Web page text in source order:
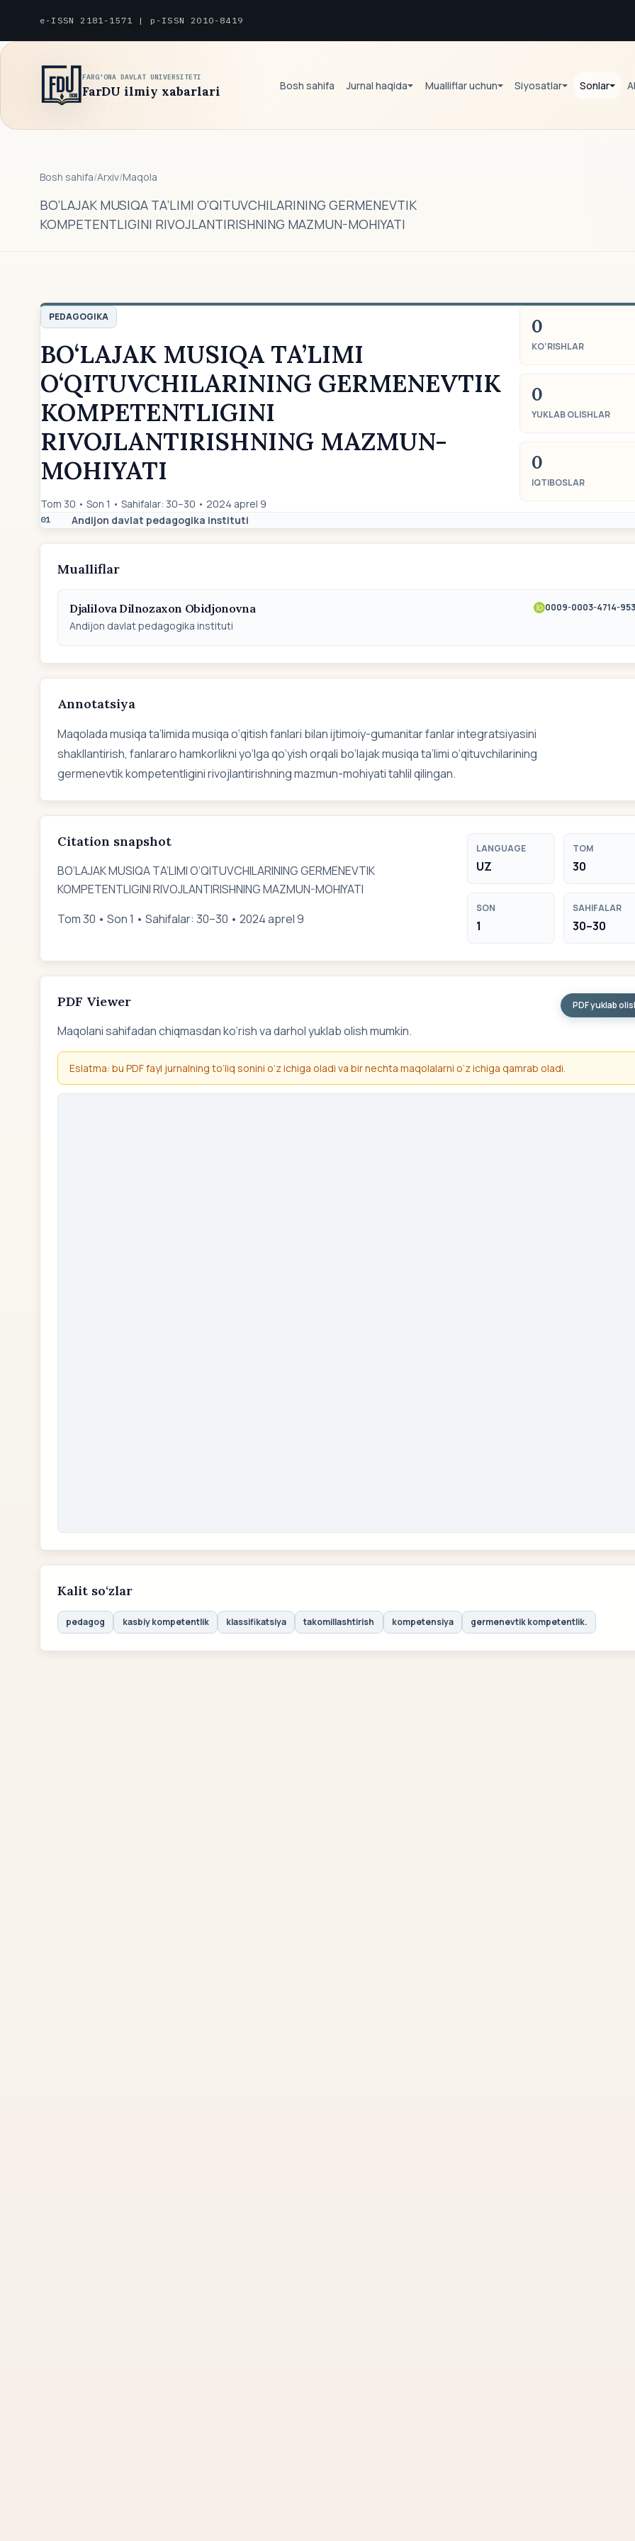
e-ISSN 2181-1571 | p-ISSN 2010-8419
FARG'ONA DAVLAT UNIVERSITETI
FarDU ilmiy xabarlari Bosh sahifa Jurnal haqida Mualliflar uchun Siyosatlar Sonlar
Bosh sahifa/Arxiv/Maqola
BO‘LAJAK MUSIQA TA’LIMI O‘QITUVCHILARINING GERMENEVTIK
KOMPETENTLIGINI RIVOJLANTIRISHNING MAZMUN-MOHIYATI
PEDAGOGIKA
BO‘LAJAK MUSIQA TA’LIMI
O‘QITUVCHILARINING GERMENEVTIK
KOMPETENTLIGINI
RIVOJLANTIRISHNING MAZMUN-
MOHIYATI
Tom 30 • Son 1 • Sahifalar: 30–30 • 2024 aprel 9
0
KO‘RISHLAR
0
YUKLAB OLISHLAR
0
IQTIBOSLAR
01 Andijon davlat pedagogika instituti
Mualliflar
Djalilova Dilnozaxon Obidjonovna
Andijon davlat pedagogika instituti
0009-0003-4714-
Annotatsiya
Maqolada musiqa ta’limida musiqa o‘qitish fanlari bilan ijtimoiy-gumanitar fanlar integratsiyasini
shakllantirish, fanlararo hamkorlikni yo‘lga qo‘yish orqali bo‘lajak musiqa ta’limi o‘qituvchilarining
germenevtik kompetentligini rivojlantirishning mazmun-mohiyati tahlil qilingan.
Citation snapshot
BO‘LAJAK MUSIQA TA’LIMI O‘QITUVCHILARINING GERMENEVTIK
KOMPETENTLIGINI RIVOJLANTIRISHNING MAZMUN-MOHIYATI
Tom 30 • Son 1 • Sahifalar: 30–30 • 2024 aprel 9
LANGUAGE
UZ
TOM
30
SON
1
SAHIFALAR
30–30
PDF Viewer
Maqolani sahifadan chiqmasdan ko‘rish va darhol yuklab olish mumkin.
PDF yuklab
Eslatma: bu PDF fayl jurnalning to‘liq sonini o‘z ichiga oladi va bir nechta maqolalarni o‘z ichiga qamrab oladi.
Kalit so‘zlar
pedagog kasbiy kompetentlik klassifikatsiya takomillashtirish kompetensiya germenevtik kompetentlik.